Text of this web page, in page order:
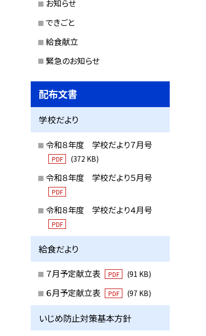
お知らせ
できごと
給食献立
緊急のお知らせ
配布文書
学校だより
令和８年度 学校だより７月号
PDF (372 KB)
令和８年度 学校だより５月号
PDF
令和８年度 学校だより４月号
PDF
給食だより
７月予定献立表 PDF (91 KB)
６月予定献立表 PDF (97 KB)
いじめ防止対策基本方針